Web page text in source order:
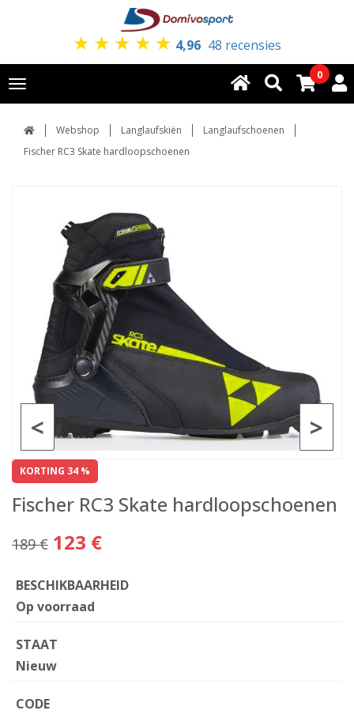
★ ★ ★ ★ ★ 4,96 48 recensies
Toggle
navigation
0
Webshop Langlaufskiën
Langlaufschoenen
Fischer RC3 Skate hardloopschoenen
>
<
KORTING 34 %
Fischer RC3 Skate hardloopschoenen
189 € 123 €
BESCHIKBAARHEID
Op voorraad
STAAT
Nieuw
CODE